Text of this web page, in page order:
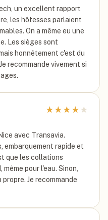
un excellent rapport
les hôtesses parlaient
On a même eu une
Les sièges sont
honnêtement c'est du
recommande vivement si
★ ★ ★ ★ ★
avec Transavia.
embarquement rapide et
que les collations
pour l'eau. Sinon,
Je recommande